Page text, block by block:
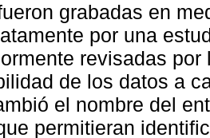
grabadas en
por una
revisadas
de los datos a
el nombre del
permitieran